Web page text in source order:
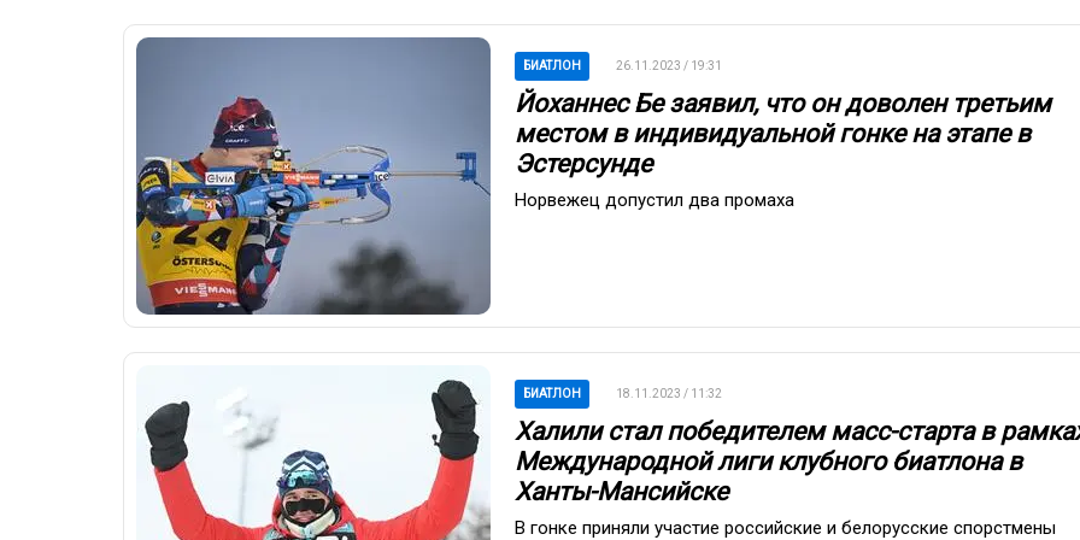
БИАТЛОН 26.11.2023 / 19:31
Йоханнес Бе заявил, что он доволен третьим
местом в индивидуальной гонке на этапе в
Эстерсунде
Норвежец допустил два промаха
БИАТЛОН 18.11.2023 / 11:32
Халили стал победителем масс-старта в
Международной лиги клубного биатлона в
Ханты-Мансийске
В гонке приняли участие российские и белорусские спорстмены